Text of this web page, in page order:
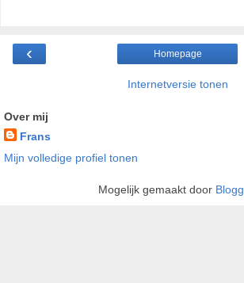
‹ Homepage
Internetversie tonen
Over mij
Frans
Mijn volledige profiel tonen
Mogelijk gemaakt door